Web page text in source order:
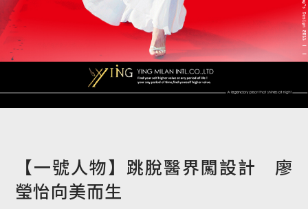
目 Services
藏 Cover Archives
團 Square Rich
【一號人物】跳脫醫界闖設計 廖
瑩怡向美而生